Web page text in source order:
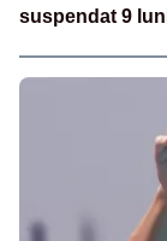
suspendat 9